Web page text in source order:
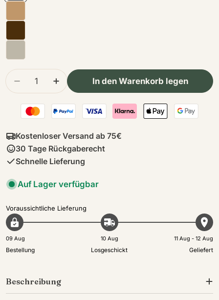
Menge
Menge für Runde Schachteln | Kalbswildleder
Menge für Runde Schachteln |
In den Warenkorb legen
Kostenloser Versand ab 75€
30 Tage Rückgaberecht
Schnelle Lieferung
Auf Lager verfügbar
Voraussichtliche Lieferung
09 Aug
Bestellung
10 Aug
Losgeschickt
11 Aug - 12 Aug
Geliefert
Beschreibung